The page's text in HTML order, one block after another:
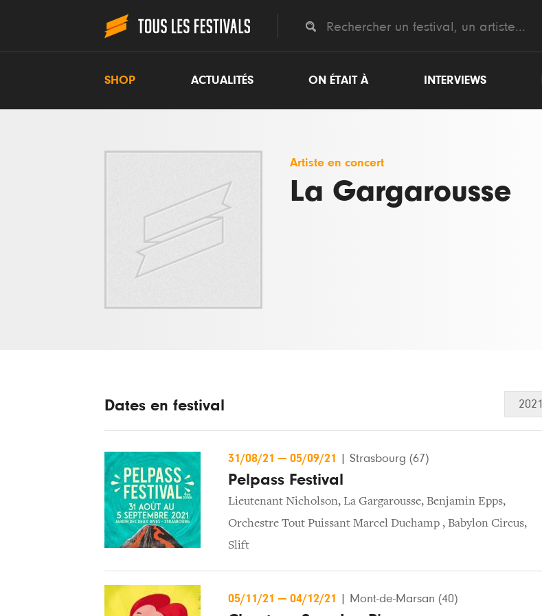
SHOP ACTUALITÉS ON ÉTAIT À INTERVIEWS
Artiste en concert
La Gargarousse
Dates en festival 2021
31/08/21 — 05/09/21 Strasbourg (67)
Pelpass Festival
Lieutenant Nicholson, La Gargarousse, Benjamin Epps,
Orchestre Tout Puissant Marcel Duchamp , Babylon Circus,
Slift
05/11/21 — 04/12/21 Mont-de-Marsan (40)